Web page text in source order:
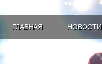
ГЛАВНАЯ НОВОСТИ